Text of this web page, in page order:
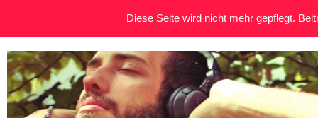
Diese Seite wird nicht mehr gepflegt.